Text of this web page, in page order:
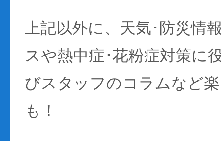
上記以外に、天気･防災情
スや熱中症･花粉症対策に
びスタッフのコラムなど
も！